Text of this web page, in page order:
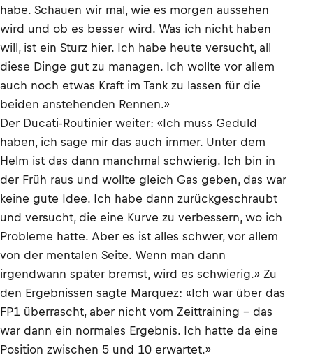
habe. Schauen wir mal, wie es morgen aussehen
wird und ob es besser wird. Was ich nicht haben
will, ist ein Sturz hier. Ich habe heute versucht, all
diese Dinge gut zu managen. Ich wollte vor allem
auch noch etwas Kraft im Tank zu lassen für die
beiden anstehenden Rennen.»
Der Ducati-Routinier weiter: «Ich muss Geduld
haben, ich sage mir das auch immer. Unter dem
Helm ist das dann manchmal schwierig. Ich bin in
der Früh raus und wollte gleich Gas geben, das war
keine gute Idee. Ich habe dann zurückgeschraubt
und versucht, die eine Kurve zu verbessern, wo ich
Probleme hatte. Aber es ist alles schwer, vor allem
von der mentalen Seite. Wenn man dann
irgendwann später bremst, wird es schwierig.» Zu
den Ergebnissen sagte Marquez: «Ich war über das
FP1 überrascht, aber nicht vom Zeittraining – das
war dann ein normales Ergebnis. Ich hatte da eine
Position zwischen 5 und 10 erwartet.»